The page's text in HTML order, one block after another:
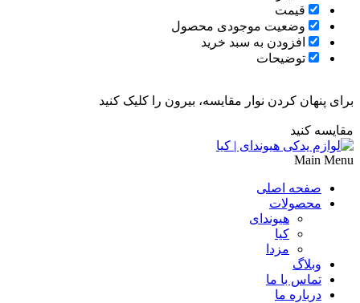
قیمت
وضعیت موجودی محصول
افزودن به سبد خرید
توضیحات
برای پنهان کردن نوار مقایسه، بیرون را کلیک کنید
مقایسه کنید
Main Menu
صفحه اصلی
محصولات
هیوندای
کیا
مزدا
وبلاگ
تماس با ما
درباره ما